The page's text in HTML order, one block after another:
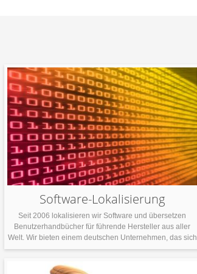
Software-Lokalisierung
Seit 2006 lokalisieren wir Software und übersetzen
Benutzerhandbücher für führende Hersteller aus aller
Welt. Wir bieten einem deutschen Unternehmen, das sich
auf sein eigenes breites Spektrum an Software für die
konzentriert, laufende Sprachunterstützung. Dies